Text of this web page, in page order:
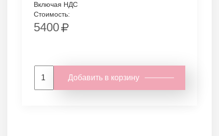
Включая НДС
Стоимость:
5400
Добавить в корзину